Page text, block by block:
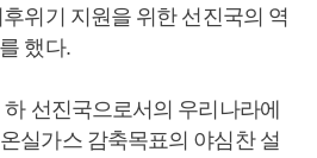
위기 지원을 위한 선진국의 역
했다.
선진국으로서의 우리나라에
실가스 감축목표의 야심찬 설